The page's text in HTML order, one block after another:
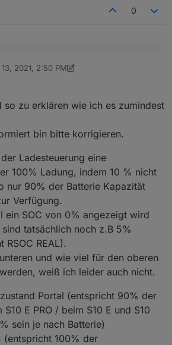
0
Bezeichnungen schon Sinn ergeben.
ich auch mit Google nicht finden .
management/f/power-management-
rsoc-vs-asoc-what-s-the-difference
offenbar viel weiter verbreitet als ASOC.
Ladezustand
Alterungszustand
zu einer evtl mal vollständig
Tag-Liste zu bleiben.)
du von 3 Bezeichnungen?
2021, 2:50 PM
Nov 13, 2021, 4:12 PM
so zu erklären wie ich es zumindest
bin bitte korrigieren.
Ladesteuerung eine
100% Ladung, indem 10 % nicht
nur 90% der Batterie Kapazität
Verfügung.
ein SOC von 0% angezeigt wird
tatsächlich noch z.B 5%
RSOC REAL).
und wie viel für den oberen
weiß ich leider auch nicht.
Portal (entspricht 90% der
E PRO / beim S10 E und S10
sein je nach Batterie)
(entspricht 100% der